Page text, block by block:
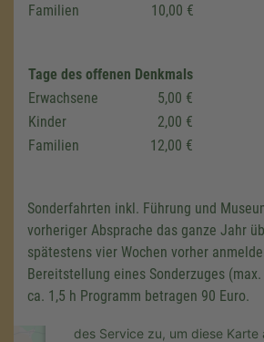
Familien
10,00 €
Tage des offenen Denkmals
Erwachsene
5,00 €
Kinder
2,00 €
Familien
12,00 €
Sonderfahrten inkl. Führung und
vorheriger Absprache das ganze Jahr
spätestens vier Wochen vorher
Bereitstellung eines Sonderzuges
ca. 1,5 h Programm betragen 90 Euro.
laden!
Wir verwenden einen
Drittanbieters, um
Dieser Service kann Daten
Aktivitäten sammeln. Bitte
des Service zu, um diese Karte